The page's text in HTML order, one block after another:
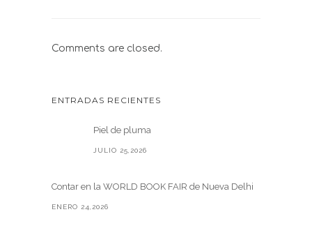
Comments are closed.
ENTRADAS RECIENTES
Piel de pluma
JULIO 25,2026
Contar en la WORLD BOOK FAIR de Nueva Delhi
ENERO 24,2026